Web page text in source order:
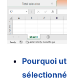
Pourquoi